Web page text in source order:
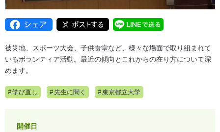
被災地、スポーツ大会、子供食堂など、様々な場面で取り組まれて
いるボランティア活動。最近の傾向とこれからの在り方について深
めます。
学び直し 先生に聞く 東京都立大学
開催日